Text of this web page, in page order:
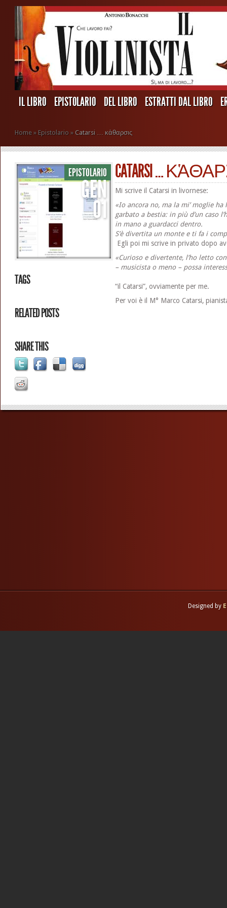
IL LIBRO EPISTOLARIO DEL LIBRO ESTRATTI DAL LIBRO
Home » Epistolario » Catarsi … κἁθαρσις
EPISTOLARIO
GEN
01
TAGS
RELATED POSTS
SHARE THIS
CATARSI …
Mi scrive il Catarsi in livornese:
«Io ancora no, ma la mi’ moglie
garbato a bestia: in più d’un caso
in mano a guardacci dentro.
S’è divertita un monte e ti fa i
Egli poi mi scrive in privato dopo
«Curioso e divertente, l’ho letto
– musicista o meno – possa
“il Catarsi”, ovviamente per me.
Per voi è il M° Marco Catarsi,
Designed by